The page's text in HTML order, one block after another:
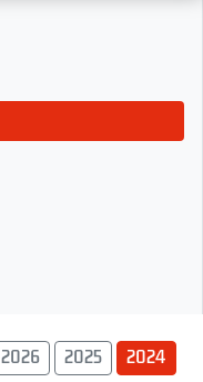
2026 2025 2024